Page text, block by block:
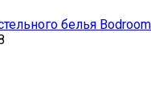
белья